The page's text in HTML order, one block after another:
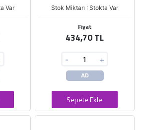
Var Stok Miktarı : Stokta Var
Fiyat
434,70 TL
- +
AD
Sepete Ekle